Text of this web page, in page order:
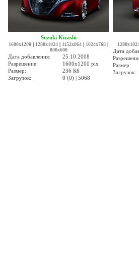
Suzuki Kizashi
1600x1200 | 1280x1024 | 1152x864 | 1024x768 |
800x600
Дата добавления:
25.10.2008
Разрешение:
1600x1200 pix
Размер:
236 Кб
Загрузок:
0 (0) | 5068
Дата
Размер:
Загрузок: